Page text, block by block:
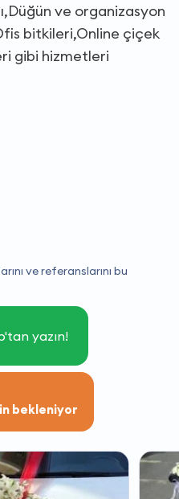
ve organizasyon
bitkileri,Online çiçek
gibi hizmetleri
ve referanslarını bu
yazın!
bekleniyor